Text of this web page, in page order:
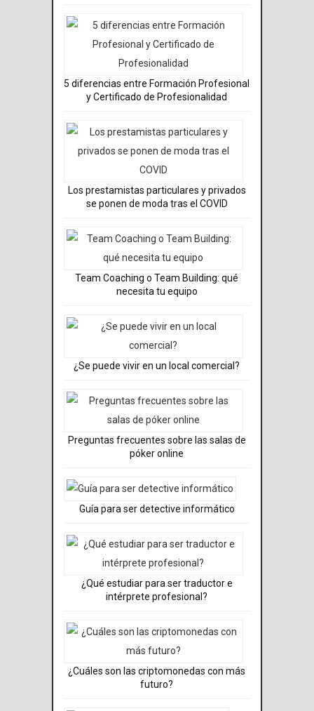
5 diferencias entre Formación Profesional
y Certificado de Profesionalidad
Los prestamistas particulares y privados
se ponen de moda tras el COVID
Team Coaching o Team Building: qué
necesita tu equipo
¿Se puede vivir en un local comercial?
Preguntas frecuentes sobre las salas de
póker online
Guía para ser detective informático
¿Qué estudiar para ser traductor e
intérprete profesional?
¿Cuáles son las criptomonedas con más
futuro?